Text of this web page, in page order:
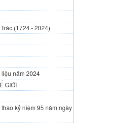
(1724 - 2024)
năm 2024
GIỚI
kỷ niệm 95 năm ngày